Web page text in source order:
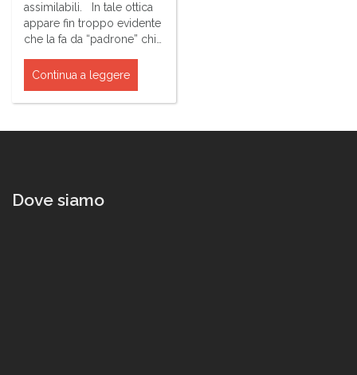
assimilabili. In tale ottica
appare fin troppo evidente
che la fa da “padrone” chi…
Continua a leggere
Dove siamo